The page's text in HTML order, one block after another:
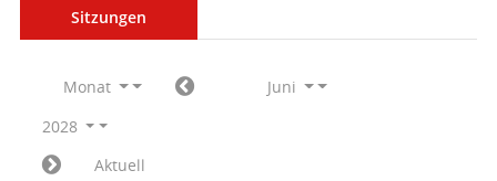
Sitzungen
Monat
Juni
2028
Aktuell